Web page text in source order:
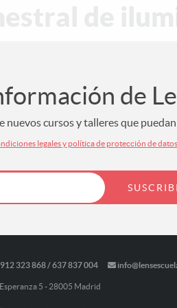
de
de
cursos y talleres que
legales y política de protección de datos
912 323 868 / 637 837 004
Esperanza 5 - 28005 Madrid